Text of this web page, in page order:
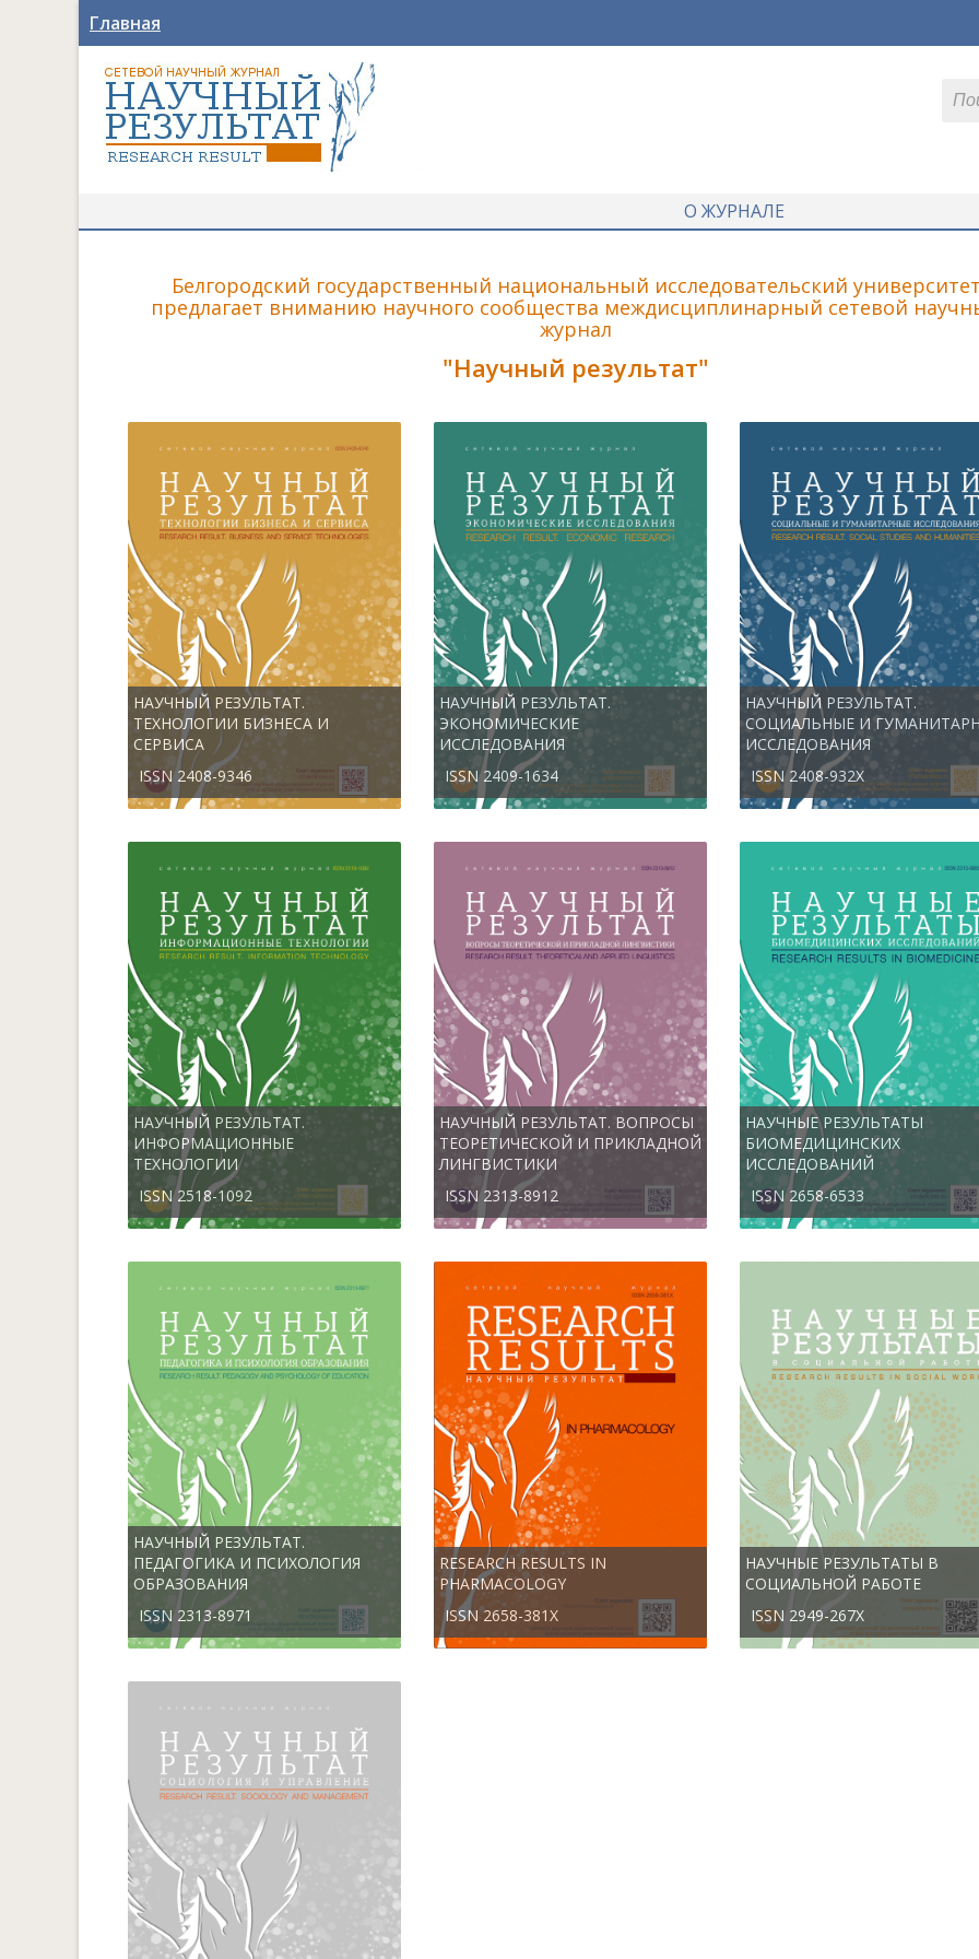
Главная
О ЖУРНАЛЕ
Белгородский государственный национальный исследовательский
предлагает вниманию научного сообщества междисциплинарный сетевой
журнал
"Научный результат"
НАУЧНЫЙ РЕЗУЛЬТАТ.
ТЕХНОЛОГИИ БИЗНЕСА И
СЕРВИСА
ISSN 2408-9346
НАУЧНЫЙ РЕЗУЛЬТАТ.
ЭКОНОМИЧЕСКИЕ
ИССЛЕДОВАНИЯ
ISSN 2409-1634
НАУЧНЫЙ РЕЗУЛЬТАТ.
СОЦИАЛЬНЫЕ И
ИССЛЕДОВАНИЯ
ISSN 2408-932X
НАУЧНЫЙ РЕЗУЛЬТАТ.
ИНФОРМАЦИОННЫЕ
ТЕХНОЛОГИИ
ISSN 2518-1092
НАУЧНЫЙ РЕЗУЛЬТАТ. ВОПРОСЫ
ТЕОРЕТИЧЕСКОЙ И ПРИКЛАДНОЙ
ЛИНГВИСТИКИ
ISSN 2313-8912
НАУЧНЫЕ РЕЗУЛЬТАТЫ
БИОМЕДИЦИНСКИХ
ИССЛЕДОВАНИЙ
ISSN 2658-6533
НАУЧНЫЙ РЕЗУЛЬТАТ.
ПЕДАГОГИКА И ПСИХОЛОГИЯ
ОБРАЗОВАНИЯ
ISSN 2313-8971
RESEARCH RESULTS IN
PHARMACOLOGY
ISSN 2658-381X
НАУЧНЫЕ РЕЗУЛЬТАТЫ В
СОЦИАЛЬНОЙ РАБОТЕ
ISSN 2949-267X